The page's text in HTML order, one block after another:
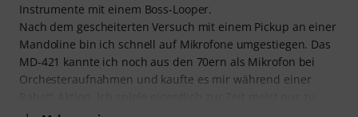
Instrumente mit einem Boss-Looper.
Nach dem gescheiterten Versuch mit einem Pickup an einer
Mandoline bin ich schnell auf Mikrofone umgestiegen. Das
MD-421 kannte ich noch aus den 70ern als Mikrofon bei
Orchesteraufnahmen und kaufte es mir während einer